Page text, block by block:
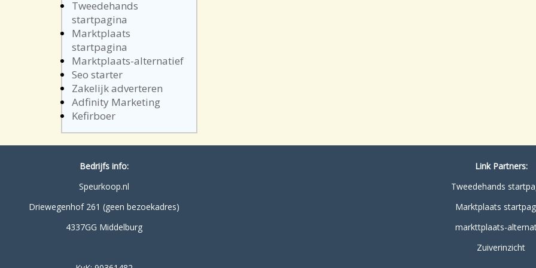
Tweedehands
startpagina
Marktplaats
startpagina
Marktplaats-alternatief
Seo starter
Zakelijk adverteren
Adfinity Marketing
Kefirboer
Bedrijfs info:
Speurkoop.nl
Driewegenhof 261 (geen bezoekadres)
4337GG Middelburg
Link Partners:
Tweedehands
Marktplaats
markttplaats-
Zuiverinzicht